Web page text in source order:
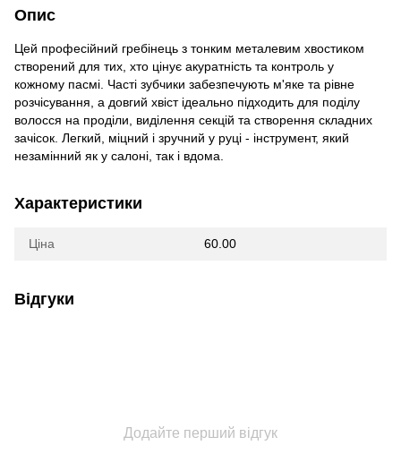
Опис
Цей професійний гребінець з тонким металевим хвостиком
створений для тих, хто цінує акуратність та контроль у
кожному пасмі. Часті зубчики забезпечують м'яке та рівне
розчісування, а довгий хвіст ідеально підходить для поділу
волосся на проділи, виділення секцій та створення складних
зачісок. Легкий, міцний і зручний у руці - інструмент, який
незамінний як у салоні, так і вдома.
Характеристики
Ціна 60.00
Відгуки
Додайте перший відгук